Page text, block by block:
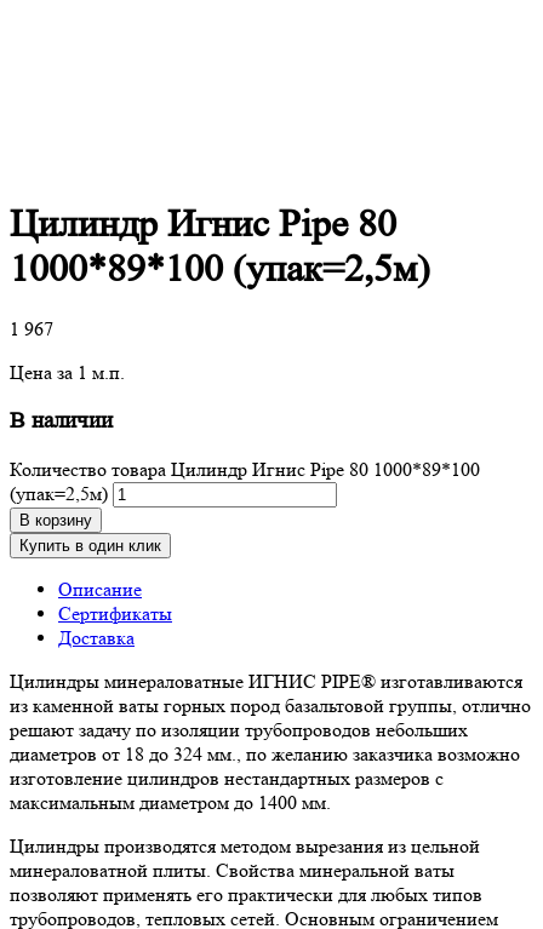
Цилиндр Игнис Pipe 80
1000*89*100 (упак=2,5м)
1 967
Цена за 1 м.п.
В наличии
Количество товара Цилиндр Игнис Pipe 80 1000*89*100
(упак=2,5м)
В корзину
Купить в один клик
Описание
Сертификаты
Доставка
Цилиндры минераловатные ИГНИС PIPE® изготавливаются
из каменной ваты горных пород базальтовой группы, отлично
решают задачу по изоляции трубопроводов небольших
диаметров от 18 до 324 мм., по желанию заказчика возможно
изготовление цилиндров нестандартных размеров с
максимальным диаметром до 1400 мм.
Цилиндры производятся методом вырезания из цельной
минераловатной плиты. Свойства минеральной ваты
позволяют применять его практически для любых типов
трубопроводов, тепловых сетей. Основным ограничением